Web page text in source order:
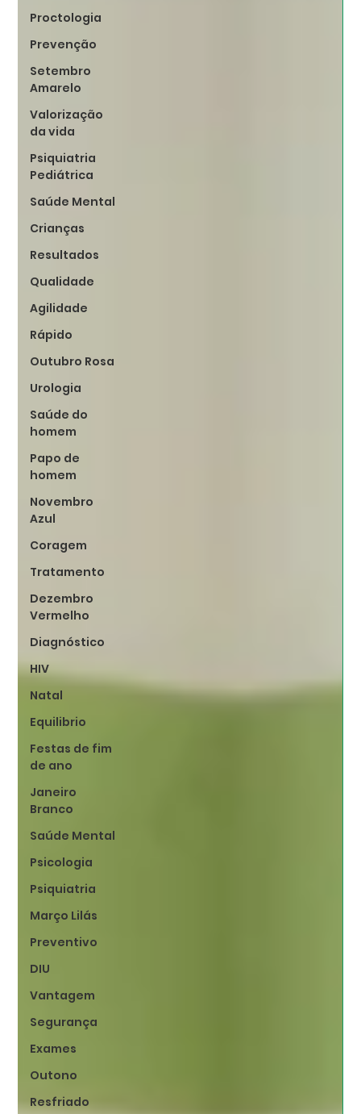
Proctologia
Prevenção
Setembro
Amarelo
Valorização
da vida
Psiquiatria
Pediátrica
Saúde Mental
Crianças
Resultados
Qualidade
Agilidade
Rápido
Outubro Rosa
Urologia
Saúde do
homem
Papo de
homem
Novembro
Azul
Coragem
Tratamento
Dezembro
Vermelho
Diagnóstico
HIV
Natal
Equilibrio
Festas de fim
de ano
Janeiro
Branco
Saúde Mental
Psicologia
Psiquiatria
Março Lilás
Preventivo
DIU
Vantagem
Segurança
Exames
Outono
Resfriado